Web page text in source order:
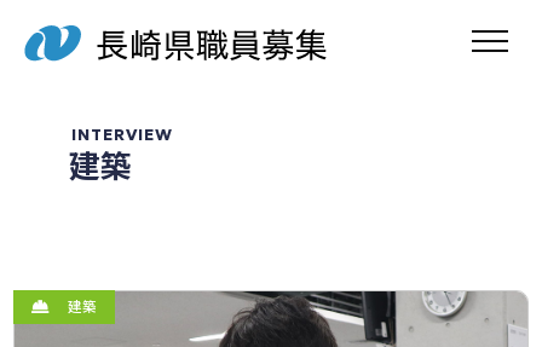
toggle
INTERVIEW
建築
建築